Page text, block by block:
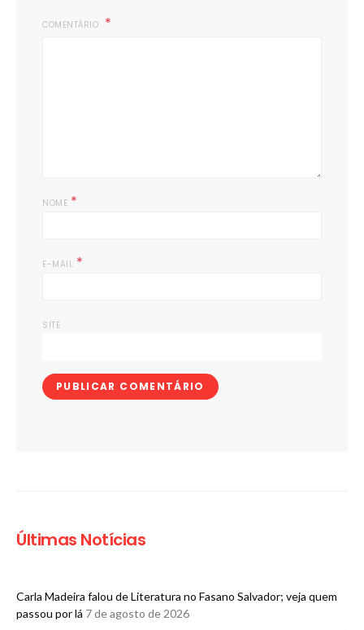
COMENTÁRIO
NOME *
E-MAIL *
SITE
Últimas Notícias
Carla Madeira falou de Literatura no Fasano Salvador; veja quem
passou por lá 7 de agosto de 2026